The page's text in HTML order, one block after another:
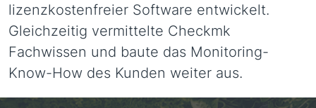
lizenzkostenfreier Software entwickelt.
Gleichzeitig vermittelte Checkmk
Fachwissen und baute das Monitoring-
Know-How des Kunden weiter aus.